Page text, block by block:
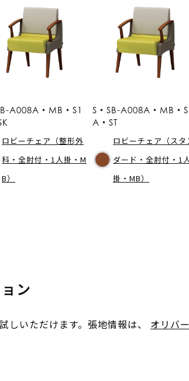
A008A・MB・S1
ロビーチェア（整形外
科・全肘付・1人掛・M
B）
S・SB-A008A・MB・
A・ST
ロビーチェア（スタ
ダード・全肘付・1人
掛・MB）
ン
しいただけます。張地情報は、 オリバ